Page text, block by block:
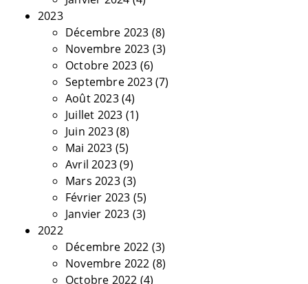
2023
Décembre 2023 (8)
Novembre 2023 (3)
Octobre 2023 (6)
Septembre 2023(7)
Août 2023(4)
Juillet 2023 (1)
Juin 2023(8)
Mai 2023 (5)
Avril 2023(9)
Mars 2023(3)
Février 2023 (5)
Janvier 2023 (3)
2022
Décembre 2022 (3)
Novembre 2022 (8)
Octobre 2022 (4)